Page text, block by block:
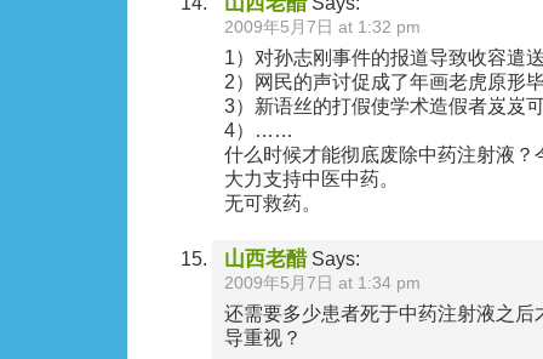
2009年5月7日 at 1:32 pm
1）对孙志刚事件的报道导致收容遣
2）网民的声讨促成了年画老虎原形
3）新语丝的打假使学术造假者岌岌
4）……
什么时候才能彻底废除中药注射液？
大力支持中医中药。
无可救药。
山西老醋Says:
2009年5月7日 at 1:34 pm
还需要多少患者死于中药注射液之后
导重视？